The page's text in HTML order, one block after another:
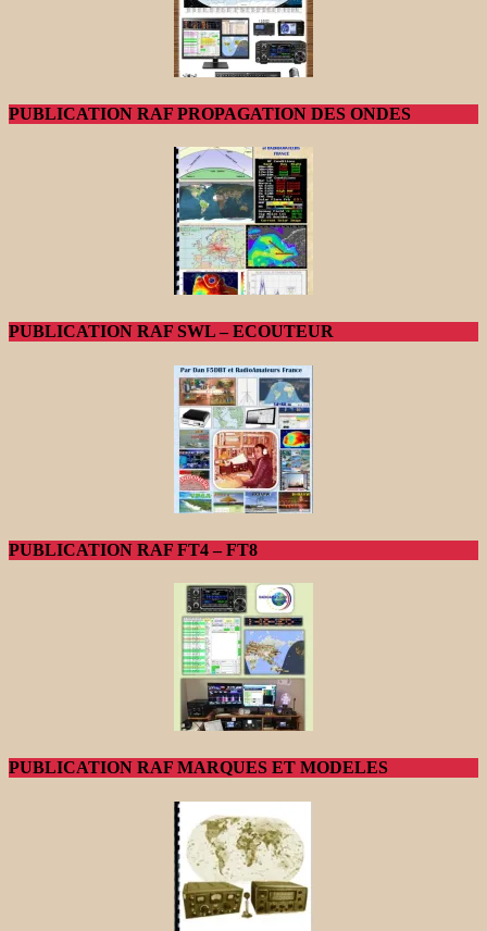
PUBLICATION RAF PROPAGATION DES ONDES
PUBLICATION RAF SWL – ECOUTEUR
PUBLICATION RAF FT4 – FT8
PUBLICATION RAF MARQUES ET MODELES